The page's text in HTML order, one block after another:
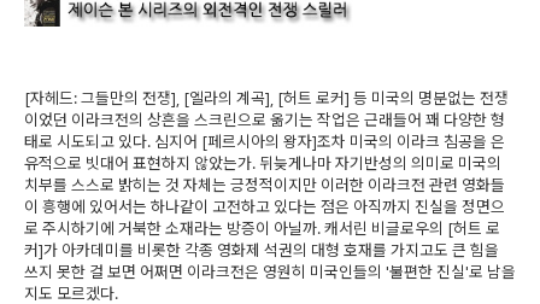
[자헤드: 그들만의 전쟁], [엘라의 계곡], [허트 로커] 등 미국의 명분없는 전쟁
이었던 이라크전의 상흔을 스크린으로 옮기는 작업은 근래들어 꽤 다양한 형
태로 시도되고 있다. 심지어 [페르시아의 왕자]조차 미국의 이라크 침공을 은
유적으로 빗대어 표현하지 않았는가. 뒤늦게나마 자기반성의 의미로 미국의
치부를 스스로 밝히는 것 자체는 긍정적이지만 이러한 이라크전 관련 영화들
이 흥행에 있어서는 하나같이 고전하고 있다는 점은 아직까지 진실을 정면으
로 주시하기에 거북한 소재라는 방증이 아닐까. 캐서린 비글로우의 [허트 로
커]가 아카데미를 비롯한 각종 영화제 석권의 대형 호재를 가지고도 큰 힘을
쓰지 못한 걸 보면 어쩌면 이라크전은 영원히 미국인들의 '불편한 진실'로 남을
지도 모르겠다.